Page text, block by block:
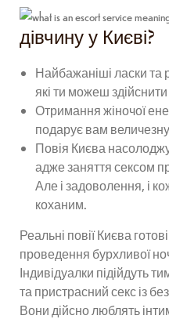
дівчину у Києві?
Найбажаніші ласки та
які ти можеш здійснити
Отримання жіночої
подарує вам
Повія Києва
адже заняття сексом
Але і задоволення, і
коханим.
Реальні повії Києва
проведення бурхливої
Індивідуалки підійдуть
та пристрасний секс із
Вони дійсно люблять